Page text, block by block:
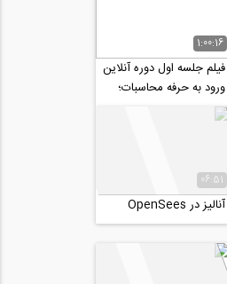
1:00:16
فیلم جلسه اول دوره آنلاین
ورود به حرفه محاسبات؛
طراحی سازه های بتنی
06:51
آنالیز در OpenSees